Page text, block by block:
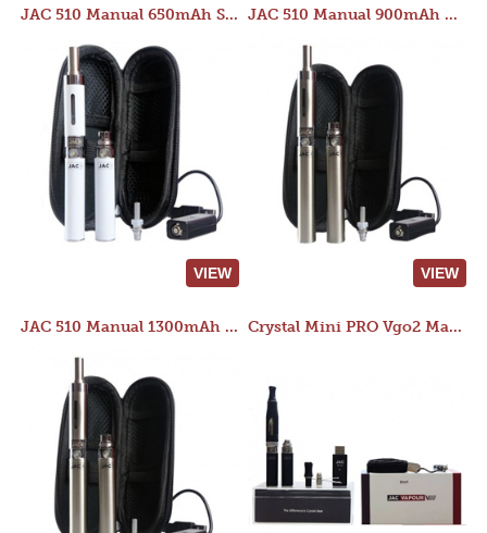
JAC 510 Manual 650mAh Starter Kit
VIEW
JAC 510 Manual 900mAh Starter Kit
VIEW
JAC 510 Manual 1300mAh Starter Kit Crystal Mini PRO Vgo2 Manual 400mAh Kit